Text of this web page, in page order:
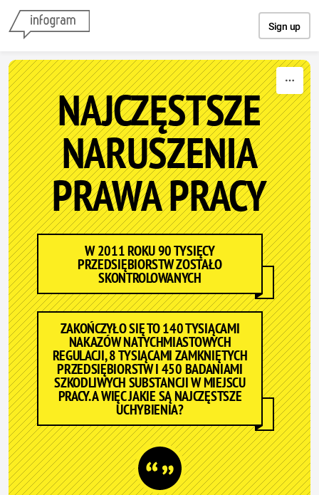
Sign up
NAJCZĘSTSZE
NARUSZENIA
PRAWA PRACY
W 2011 ROKU 90 TYSIĘCY
PRZEDSIĘBIORSTW ZOSTAŁO
SKONTROLOWANYCH
ZAKOŃCZYŁO SIĘ TO 140 TYSIĄCAMI
NAKAZÓW NATYCHMIASTOWYCH
REGULACJI, 8 TYSIĄCAMI ZAMKNIĘTYCH
PRZEDSIĘBIORSTW I 450 BADANIAMI
SZKODLIWYCH SUBSTANCJI W MIEJSCU
PRACY. A WIĘC JAKIE SĄ NAJCZĘSTSZE
UCHYBIENIA?